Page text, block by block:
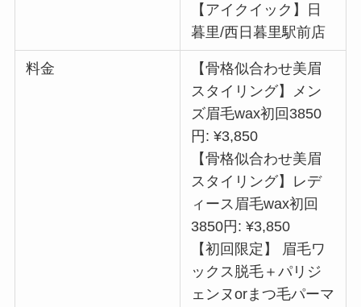
【アイクイック】日
暮里/西日暮里駅前店
料金
【骨格似合わせ美眉
スタイリング】メン
ズ眉毛wax初回3850
円: ¥3,850
【骨格似合わせ美眉
スタイリング】レデ
ィース眉毛wax初回
3850円: ¥3,850
【初回限定】 眉毛ワ
ックス脱毛＋パリジ
ェンヌorまつ毛パーマ